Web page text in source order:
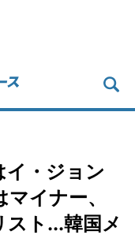
イ・ジョン
イナー、
ト...韓国メ